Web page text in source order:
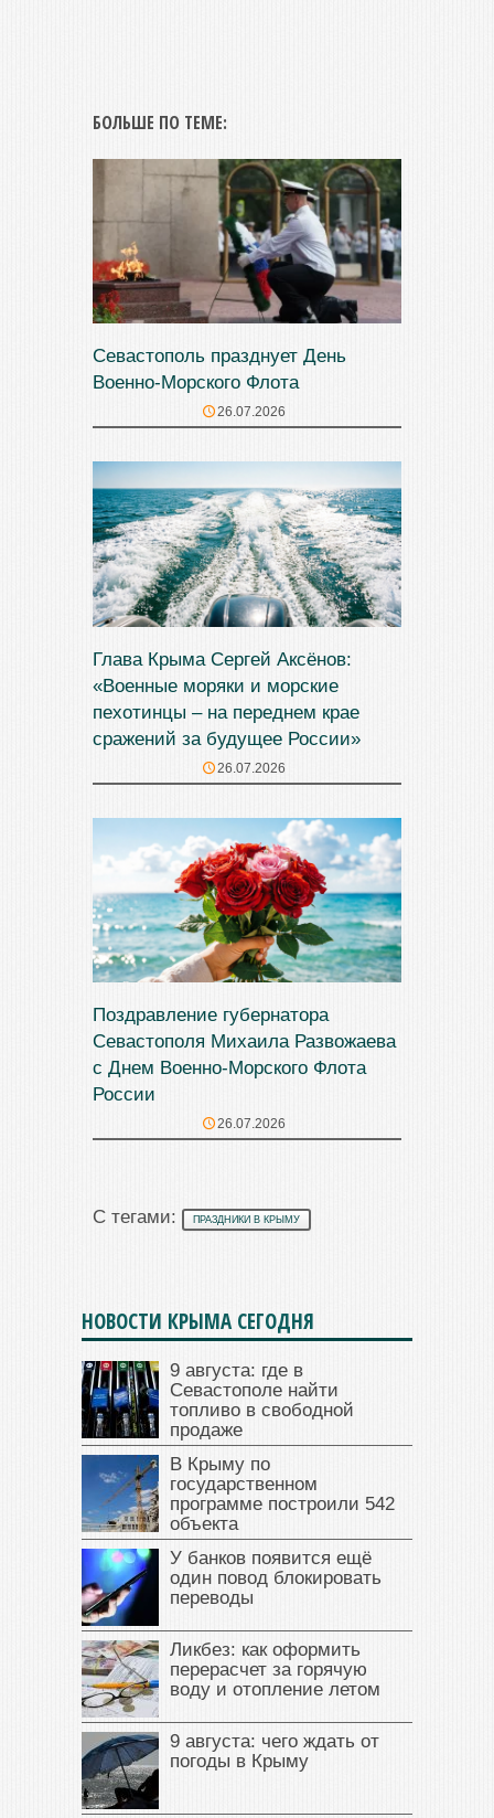
БОЛЬШЕ ПО ТЕМЕ:
Севастополь празднует День
Военно-Морского Флота
26.07.2026
Глава Крыма Сергей Аксёнов:
«Военные моряки и морские
пехотинцы – на переднем крае
сражений за будущее России»
26.07.2026
Поздравление губернатора
Севастополя Михаила Развожаева
с Днем Военно-Морского Флота
России
26.07.2026
С тегами: ПРАЗДНИКИ В КРЫМУ
НОВОСТИ КРЫМА СЕГОДНЯ
9 августа: где в
Севастополе найти
топливо в свободной
продаже
В Крыму по
государственном
программе построили 542
объекта
У банков появится ещё
один повод блокировать
переводы
Ликбез: как оформить
перерасчет за горячую
воду и отопление летом
9 августа: чего ждать от
погоды в Крыму